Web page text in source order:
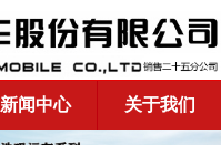
新闻中心 关于我们